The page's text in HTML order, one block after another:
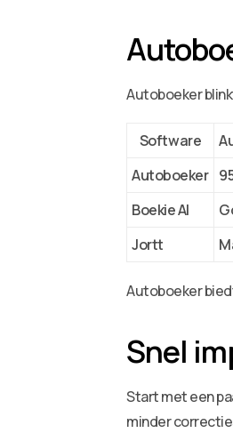
Autoboeker
Software
Autoboeker
Boekie AI
Jortt
Autoboeker
Snel
Start met een
minder